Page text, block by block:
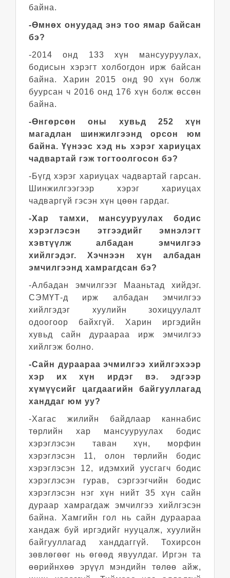
байна.
-Өмнөх онуудад энэ тоо ямар байсан
бэ?
-2014 онд 133 хүн мансууруулах,
бодисын хэрэгт холбогдон ирж байсан
байна. Харин 2015 онд 90 хүн болж
буурсан ч 2016 онд 176 хүн болж өссөн
байна.
-Өнгөрсөн оны хувьд 252 хүн
магадлан шинжилгээнд орсон юм
байна. Үүнээс хэд нь хэрэг хариуцах
чадвартай гэж тогтоолгосон бэ?
-Бүгд хэрэг хариуцах чадвартай гарсан.
Шинжилгээгээр хэрэг хариуцах
чадваргүй гэсэн хүн цөөн гардаг.
-Хар тамхи, мансууруулах бодис
хэрэглэсэн этгээдийг эмнэлэгт
хэвтүүлж албадан эмчилгээ
хийлгэдэг. Хэчнээн хүн албадан
эмчилгээнд хамрагдсан бэ?
-Албадан эмчилгээг Мааньтад хийдэг.
СЭМҮТ-д ирж албадан эмчилгээ
хийлгэдэг хуулийн зохицуулалт
одоогоор байхгүй. Харин иргэдийн
хувьд сайн дураараа ирж эмчилгээ
хийлгэж болно.
-Сайн дураараа эчмилгээ хийлгэхээр
хэр их хүн ирдэг вэ. эдгээр
хүмүүсийг цагдаагийн байгууллагад
ханддаг юм уу?
-Хагас жилийн байдлаар каннабис
төрлийн хар мансууруулах бодис
хэрэглэсэн таван хүн, морфин
хэрэглэсэн 11, олон төрлийн бодис
хэрэглэсэн 12, идэмхий уусгагч бодис
хэрэглэсэн гурав, сэргээгчийн бодис
хэрэглэсэн нэг хүн нийт 35 хүн сайн
дураар хамрагдаж эмчилгээ хийлгэсэн
байна. Хамгийн гол нь сайн дураараа
хандаж буй иргэдийг нууцалж, хуулийн
байгууллагад ханддаггүй. Тохирсон
зөвлөгөөг нь өгөөд явуулдаг. Иргэн та
өөрийнхөө эрүүл мэндийн төлөө айж,